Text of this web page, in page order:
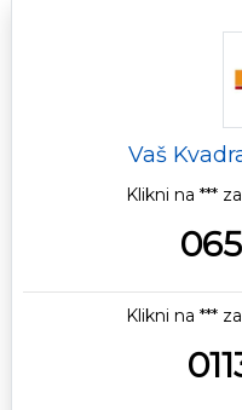
Vaš
Klikni na ***
Klikni na ***